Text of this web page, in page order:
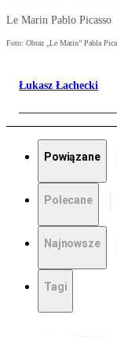
Le Marin Pablo Picasso
Foto: Obraz „Le Marin” Pabla
Łukasz Łachecki
Powiązane
Polecane
Najnowsze
Tagi